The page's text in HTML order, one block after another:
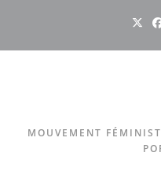
content
MOUVEMENT